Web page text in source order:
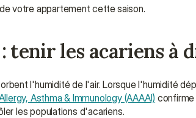
votre appartement cette saison.
tenir les acariens à
l'humidité de l'air. Lorsque l'humidité
Asthma & Immunology (AAAAI) confirme
les populations d'acariens.